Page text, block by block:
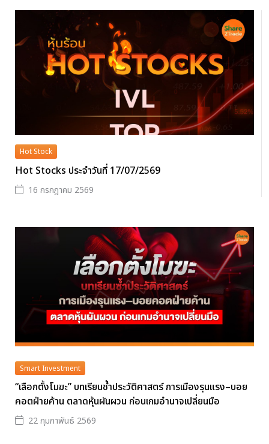
Hot Stock
Hot Stocks ประจำวันที่ 17/07/2569
16 กรกฎาคม 2569
Smart Investment
“เลือกตั้งโมฆะ” บทเรียนซ้ำประวัติศาสตร์ การเมืองรุนแรง–บอย
คอตฝ่ายค้าน ตลาดหุ้นผันผวน ก่อนเกมอำนาจเปลี่ยนมือ
22 กุมภาพันธ์ 2569